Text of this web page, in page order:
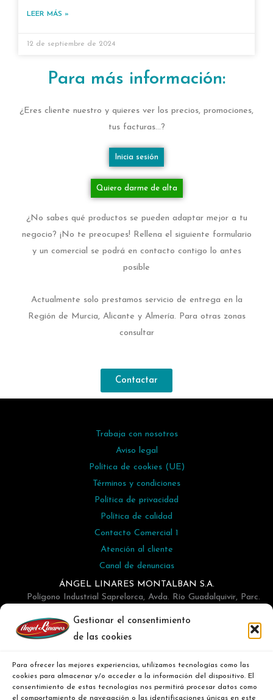
Gestionar el consentimiento
de las cookies
Para ofrecer las mejores experiencias, utilizamos tecnologías como las
cookies para almacenar y/o acceder a la información del dispositivo. El
consentimiento de estas tecnologías nos permitirá procesar datos como
el comportamiento de navegación o las identificaciones únicas en este
LEER MÁS »
12 de septiembre de 2024
Para más información:
¿Eres cliente nuestro y quieres ver los precios, promociones,
tus facturas…?
Inicia sesión
Quiero darme de alta
¿No sabes qué productos se pueden adaptar mejor a tu
negocio? ¡No te preocupes! Rellena el siguiente formulario
y un comercial se podrá en contacto contigo lo antes
posible
Actualmente solo prestamos servicio de entrega en la
Región de Murcia, Alicante y Almería. Para otras zonas
consultar
Contactar
Trabaja con nosotros
Aviso legal
Política de cookies (UE)
Términos y condiciones
Política de privacidad
Política de calidad
Contacto Comercial 1
Atención al cliente
Canal de denuncias
ÁNGEL LINARES MONTALBAN S.A.
Polígono Industrial Saprelorca, Avda. Río Guadalquivir, Parc.
N-16, Buzón 45 - Lorca
968476302